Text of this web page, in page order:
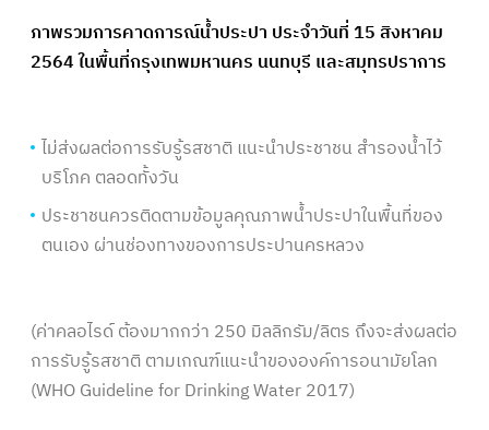
ภาพรวมการคาดการณ์น้ำประปา ประจำวันที่ 15 สิงหาคม
2564 ในพื้นที่กรุงเทพมหานคร นนทบุรี และสมุทรปราการ
ไม่ส่งผลต่อการรับรู้รสชาติ แนะนำประชาชน สำรองน้ำไว้
บริโภค ตลอดทั้งวัน
ประชาชนควรติดตามข้อมูลคุณภาพน้ำประปาในพื้นที่ของ
ตนเอง ผ่านช่องทางของการประปานครหลวง
(ค่าคลอไรด์ ต้องมากกว่า 250 มิลลิกรัม/ลิตร ถึงจะส่งผลต่อ
การรับรู้รสชาติ ตามเกณฑ์แนะนำขององค์การอนามัยโลก
(WHO Guideline for Drinking Water 2017)